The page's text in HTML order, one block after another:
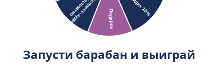
Запусти барабан и выиграй